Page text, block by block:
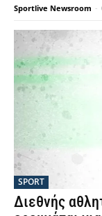
Sportlive Newsroom -
SPORT
Διεθνής